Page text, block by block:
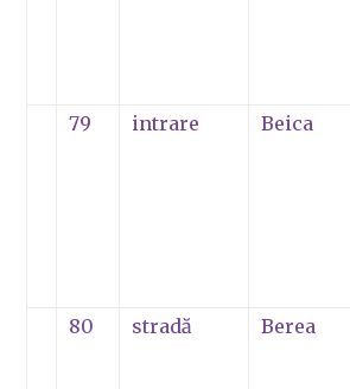
79 intrare Beica
80 stradă Berea